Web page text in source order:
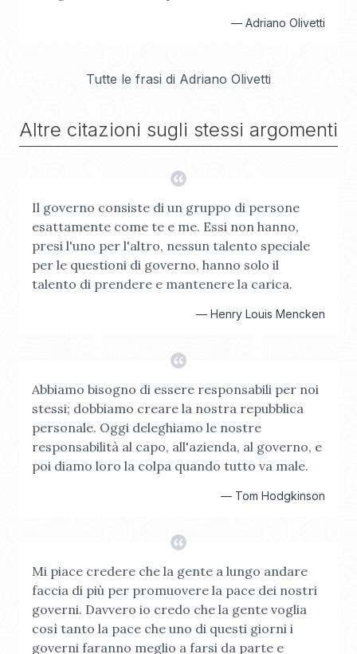
— Adriano Olivetti
Tutte le frasi di Adriano Olivetti
Altre citazioni sugli stessi argomenti
Il governo consiste di un gruppo di persone
esattamente come te e me. Essi non hanno,
presi l'uno per l'altro, nessun talento speciale
per le questioni di governo, hanno solo il
talento di prendere e mantenere la carica.
— Henry Louis Mencken
Abbiamo bisogno di essere responsabili per noi
stessi; dobbiamo creare la nostra repubblica
personale. Oggi deleghiamo le nostre
responsabilità al capo, all'azienda, al governo, e
poi diamo loro la colpa quando tutto va male.
— Tom Hodgkinson
Mi piace credere che la gente a lungo andare
faccia di più per promuovere la pace dei nostri
governi. Davvero io credo che la gente voglia
così tanto la pace che uno di questi giorni i
governi faranno meglio a farsi da parte e